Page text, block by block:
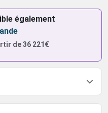
également
de36 221€